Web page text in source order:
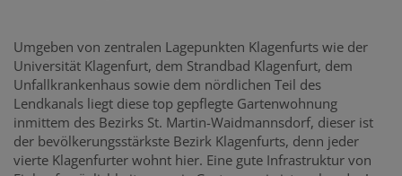
Umgeben von zentralen Lagepunkten Klagenfurts wie der
Universität Klagenfurt, dem Strandbad Klagenfurt, dem
Unfallkrankenhaus sowie dem nördlichen Teil des
Lendkanals liegt diese top gepflegte Gartenwohnung
inmittem des Bezirks St. Martin-Waidmannsdorf, dieser ist
der bevölkerungsstärkste Bezirk Klagenfurts, denn jeder
vierte Klagenfurter wohnt hier. Eine gute Infrastruktur von